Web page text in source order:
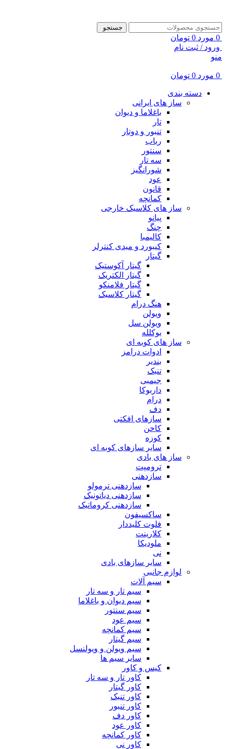
جستجو
0 مورد 0 تومان
ورود / ثبت نام
منو
0 مورد 0 تومان
دسته بندی
ساز های ایرانی
باغلاما و دیوان
تار
تنبور و دوتار
رباب
سنتور
سه تار
شورانگیز
عود
قانون
کمانچه
ساز های کلاسیک خارجی
پیانو
چنگ
کالیمبا
کیبورد و میدی کنترلر
گیتار
گیتار آکوستیک
گیتار الکتریک
گیتار فلامنکو
گیتار کلاسیک
هنگ درام
ویولن
ویولن سل
یوکلله
ساز های کوبه ای
ادوات درامز
بندیر
تنبک
جیمبی
داربوکا
درام
دف
سازهای افکتی
کاخن
کوزه
سایر سازهای کوبه ای
ساز های بادی
ترومپت
سازدهنی
سازدهنی ترمولو
سازدهنی دیاتونیک
سازدهنی کروماتیک
ساکسیفون
فلوت کلیددار
کلارینت
ملودیکا
نی
سایر سازهای بادی
لوازم جانبی
سیم آلات
سیم تار و سه تار
سیم دیوان و باغلاما
سیم سنتور
سیم عود
سیم کمانچه
سیم گیتار
سیم ویولن و ویولنسل
سایر سیم ها
کیس و کاور
کاور تار و سه تار
کاور گیتار
کاور تنبک
کاور تنبور
کاور دف
کاور عود
کاور کمانچه
کاور نی